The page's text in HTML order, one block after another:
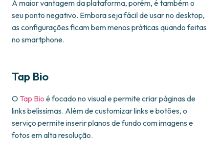
A maior vantagem da plataforma, porém, é também o
seu ponto negativo. Embora seja fácil de usar no desktop,
as configurações ficam bem menos práticas quando feitas
no smartphone.
Tap Bio
O Tap Bio é focado no visual e permite criar páginas de
links belíssimas. Além de customizar links e botões, o
serviço permite inserir planos de fundo com imagens e
fotos em alta resolução.